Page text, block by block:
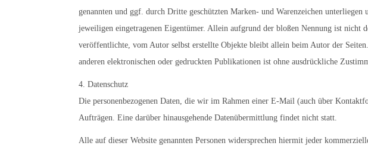
genannten und ggf. durch Dritte geschützten Marken- und Warenzeichen
jeweiligen eingetragenen Eigentümer. Allein aufgrund der bloßen Nennung ist nicht
veröffentlichte, vom Autor selbst erstellte Objekte bleibt allein beim Autor der
anderen elektronischen oder gedruckten Publikationen ist ohne ausdrückliche
4. Datenschutz
Die personenbezogenen Daten, die wir im Rahmen einer E-Mail (auch über
Aufträgen. Eine darüber hinausgehende Datenübermittlung findet nicht statt.
Alle auf dieser Website genannten Personen widersprechen hiermit jeder